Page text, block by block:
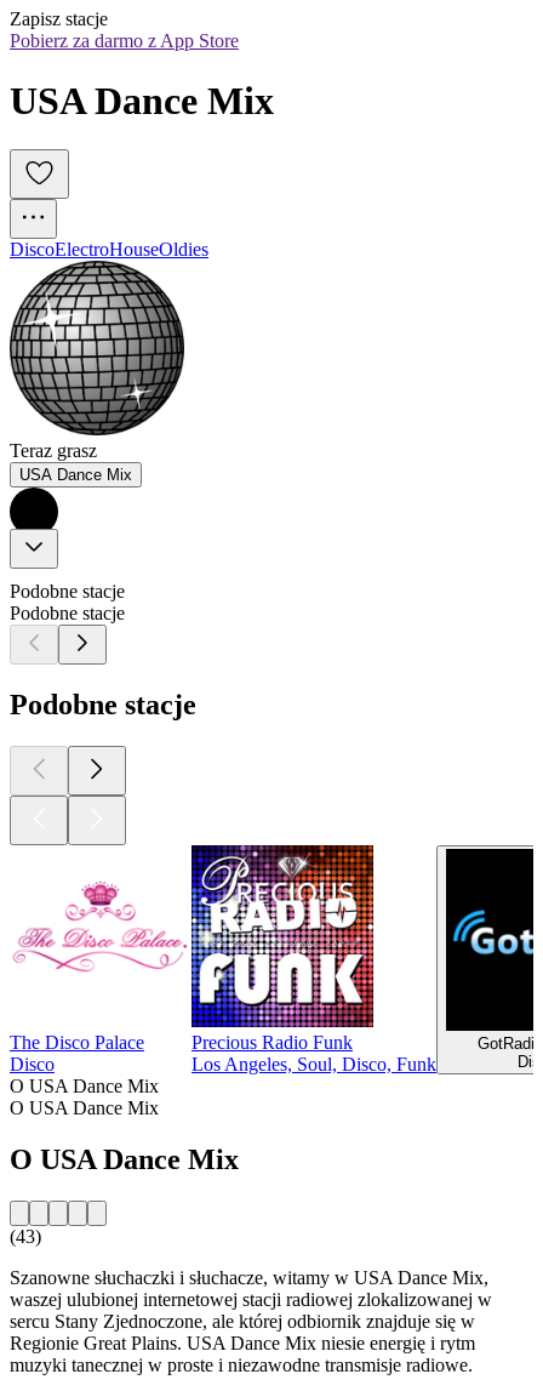
Zapisz stacje
Pobierz za darmo z App Store
USA Dance Mix
DiscoElectroHouseOldies
Teraz grasz
USA Dance Mix
Podobne stacje
Podobne stacje
Podobne stacje
The Disco Palace
Disco
Precious Radio Funk
Los Angeles, Soul, Disco, Funk
O USA Dance Mix
O USA Dance Mix
O USA Dance Mix
(43)
Szanowne słuchaczki i słuchacze, witamy w USA Dance Mix,
waszej ulubionej internetowej stacji radiowej zlokalizowanej w
sercu Stany Zjednoczone, ale której odbiornik znajduje się w
Regionie Great Plains. USA Dance Mix niesie energię i rytm
muzyki tanecznej w proste i niezawodne transmisje radiowe.